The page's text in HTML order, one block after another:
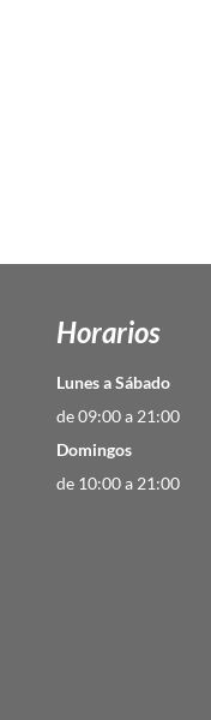
Horarios
Lunes a Sábado
de 09:00 a 21:00
Domingos
de 10:00 a 21:00